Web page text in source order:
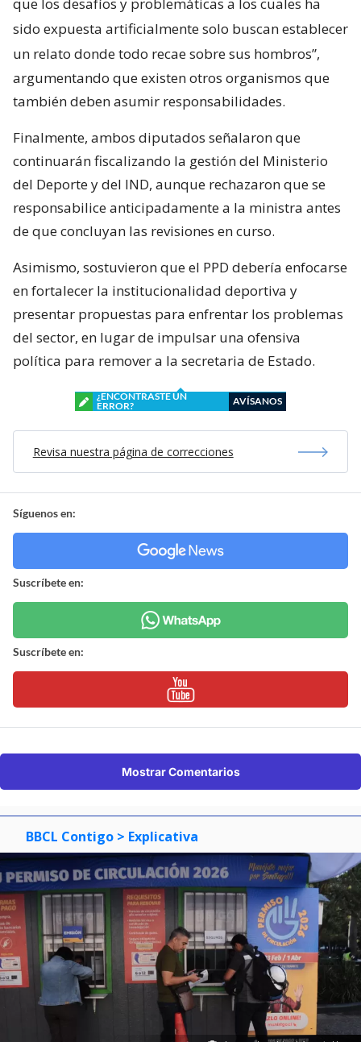
que los desafíos y problemáticas a los cuales ha
sido expuesta artificialmente solo buscan establecer
un relato donde todo recae sobre sus hombros”,
argumentando que existen otros organismos que
también deben asumir responsabilidades.
Finalmente, ambos diputados señalaron que
continuarán fiscalizando la gestión del Ministerio
del Deporte y del IND, aunque rechazaron que se
responsabilice anticipadamente a la ministra antes
de que concluyan las revisiones en curso.
Asimismo, sostuvieron que el PPD debería enfocarse
en fortalecer la institucionalidad deportiva y
presentar propuestas para enfrentar los problemas
del sector, en lugar de impulsar una ofensiva
política para remover a la secretaria de Estado.
¿ENCONTRASTE UN
ERROR?
AVÍSANOS
Revisa nuestra página de correcciones
Síguenos en:
Suscríbete en:
Suscríbete en:
Mostrar Comentarios
BBCL Contigo > Explicativa